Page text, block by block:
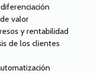
valor
y rentabilidad
de los clientes